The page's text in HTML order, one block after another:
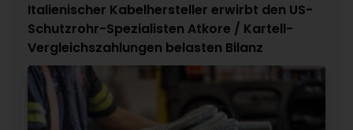
Italienischer Kabelhersteller erwirbt den US-
Schutzrohr-Spezialisten Atkore / Kartell-
Vergleichszahlungen belasten Bilanz